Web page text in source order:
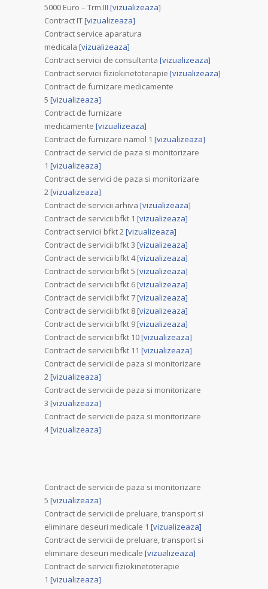
5000 Euro – Trm.III [vizualizeaza]
Contract IT[vizualizeaza]
Contract service aparatura
medicala [vizualizeaza]
Contract servicii de consultanta [vizualizeaza]
Contract servicii fiziokinetoterapie [vizualizeaza]
Contract de furnizare medicamente
5 [vizualizeaza]
Contract de furnizare
medicamente [vizualizeaza]
Contract de furnizare namol 1 [vizualizeaza]
Contract de servici de paza si monitorizare
1 [vizualizeaza]
Contract de servici de paza si monitorizare
2[vizualizeaza]
Contract de servicii arhiva [vizualizeaza]
Contract de servicii bfkt 1 [vizualizeaza]
Contract servicii bfkt 2[vizualizeaza]
Contract de servicii bfkt 3 [vizualizeaza]
Contract de servicii bfkt 4[vizualizeaza]
Contract de servicii bfkt 5 [vizualizeaza]
Contract de servicii bfkt 6[vizualizeaza]
Contract de servicii bfkt 7[vizualizeaza]
Contract de servicii bfkt 8[vizualizeaza]
Contract de servicii bfkt 9[vizualizeaza]
Contract de servicii bfkt 10[vizualizeaza]
Contract de servicii bfkt 11 [vizualizeaza]
Contract de servicii de paza si monitorizare
2[vizualizeaza]
Contract de servicii de paza si monitorizare
3 [vizualizeaza]
Contract de servicii de paza si monitorizare
4[vizualizeaza]
Contract de servicii de paza si monitorizare
5 [vizualizeaza]
Contract de servicii de preluare, transport si
eliminare deseuri medicale 1 [vizualizeaza]
Contract de servicii de preluare, transport si
eliminare deseuri medicale [vizualizeaza]
Contract de servicii fiziokinetoterapie
1 [vizualizeaza]